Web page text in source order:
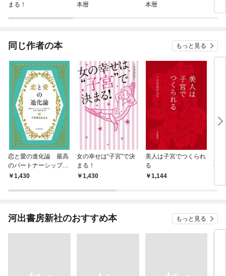
まる！
本暦
本暦
同じ作者の本 もっと見る
恋と愛の進化論 最高
のパートナーシップを
叶える、自分との絆の
1,430
女の幸せは“子宮”で決
まる！
1,430
美人は子宮でつくられ
る
1,144
せ
～
河出書房新社のおすすめ本 もっと見る